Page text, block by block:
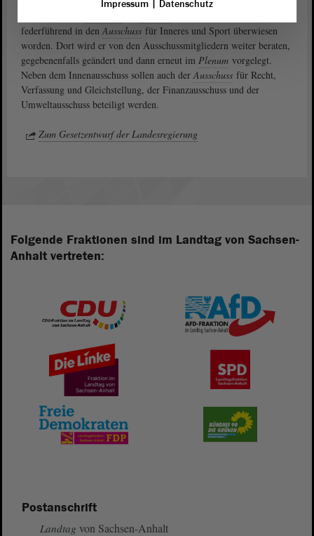
federführend in den Ausschuss für Inneres und Sport überwiesen
worden. Dort wird er von den Ausschussmitgliedern weiter beraten,
gegebenenfalls geändert und dann erneut im Plenum vorgelegt.
Neben dem Innenausschuss sollen auch der Ausschuss für Recht,
Verfassung und Gleichstellung, der Finanzausschuss und der
Umweltausschuss beteiligt werden.
Zum Gesetzentwurf der Landesregierung
Folgende Fraktionen sind im Landtag von Sachsen-
Anhalt vertreten:
Postanschrift
Landtag von Sachsen-Anhalt
Impressum| Datenschutz